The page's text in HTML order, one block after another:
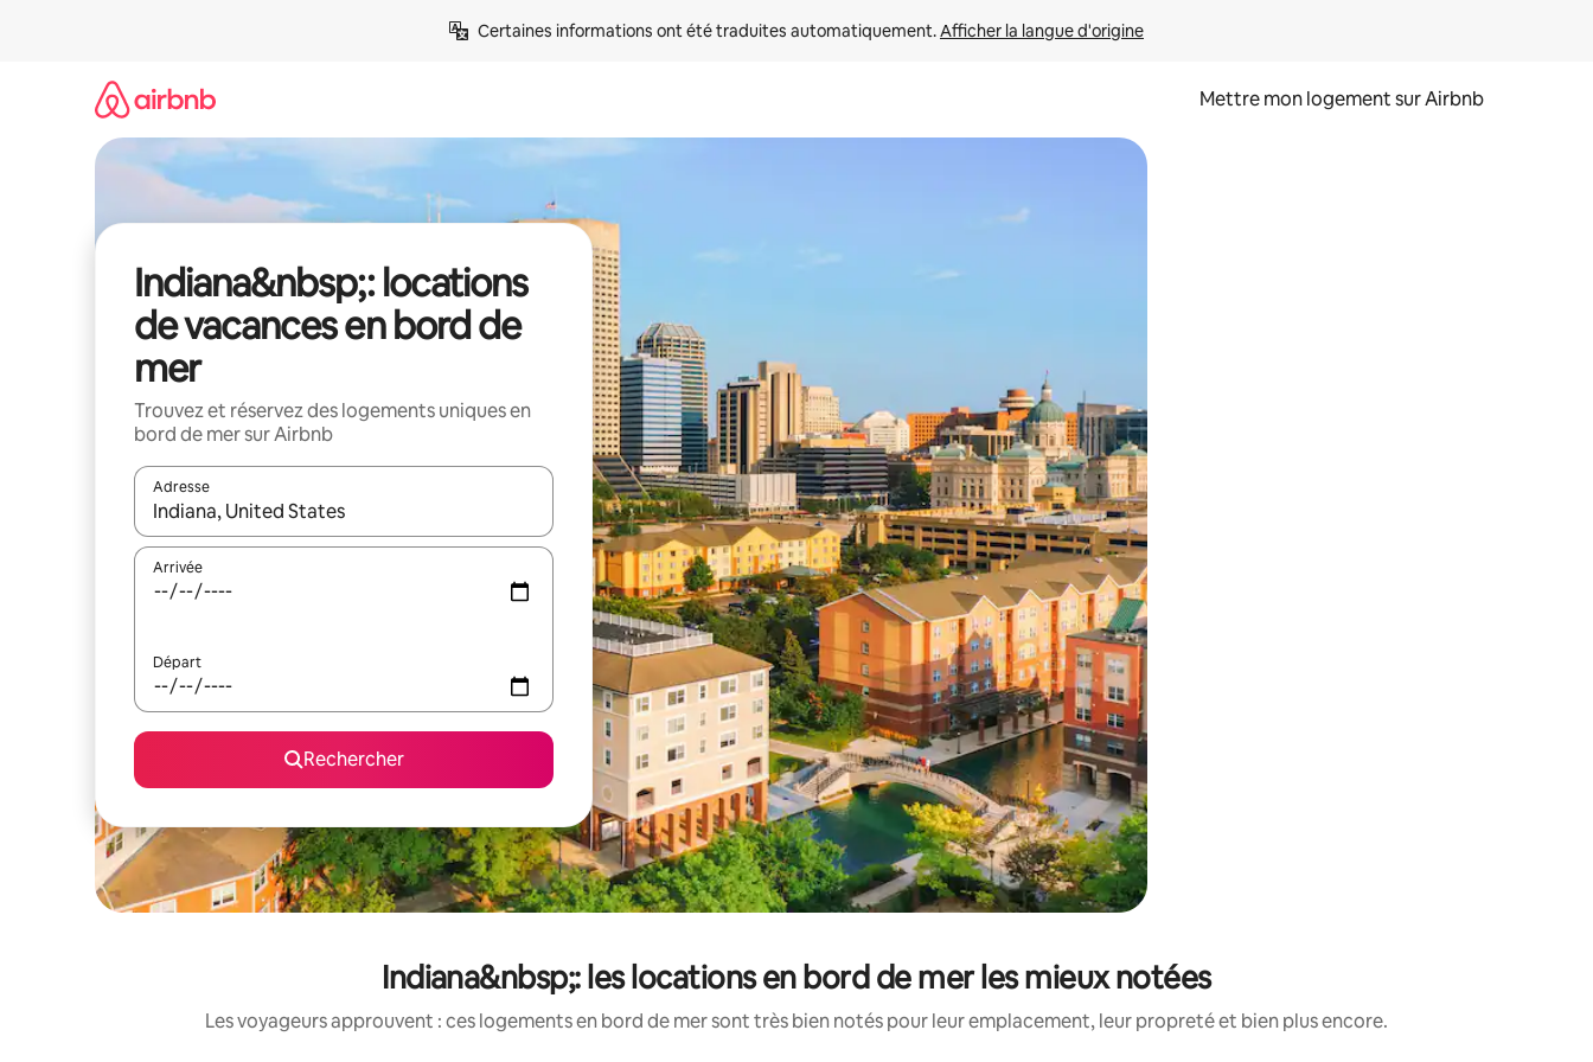
Certaines informations ont été traduites automatiquement. Afficher la langue d'origine
Mettre mon logement sur Airbnb
Indiana&nbsp;: locations
de vacances en bord de
mer
Trouvez et réservez des logements uniques en
bord de mer sur Airbnb
Adresse
Lorsque les résultats s'affichent, utilisez les flèches vers le haut et vers le bas pour les parcourir ou en appuyant et en faisant glisser.
Arrivée
Départ
Rechercher
Indiana&nbsp;: les locations en bord de mer les mieux notées
Les voyageurs approuvent : ces logements en bord de mer sont très bien notés pour leur emplacement, leur propreté et bien plus encore.